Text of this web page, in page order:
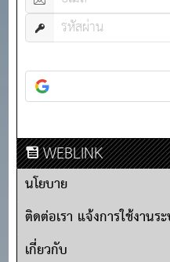
WEBLINK
นโยบาย
ติดต่อเรา แจ้งการใช้งานร
เกี่ยวกับ